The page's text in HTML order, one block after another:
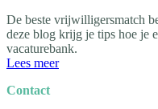
De beste vrijwilligersmatch
deze blog krijg je tips hoe je
vacaturebank.
Lees meer
Contact